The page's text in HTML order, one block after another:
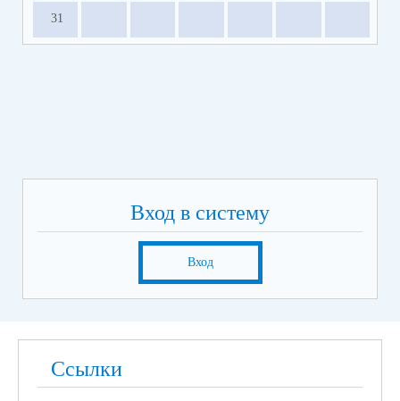
31
Вход в систему
Вход
Ссылки